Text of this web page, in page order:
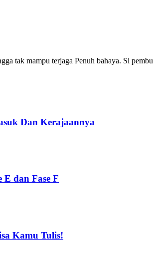
tak mampu terjaga Penuh bahaya. Si
Dan Kerajaannya
dan Fase F
Kamu Tulis!